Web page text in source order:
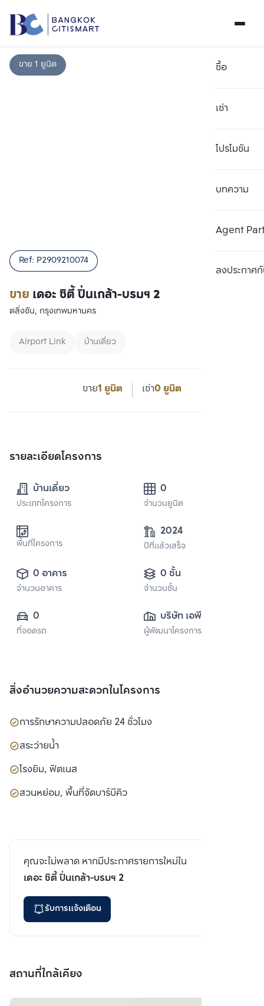
ซื้อ
เช่า
โปรโมชัน
บทความ
Agent
ลงประกาศกั
ขาย 1 ยูนิต
ขาย เดอะ ซิตี้ ปิ่นเกล้า-บรมฯ 2
Ref: P2909210074
ตลิ่งชัน, กรุงเทพมหานคร
Airport Link บ้านเดี่ยว
ขาย1 ยูนิต เช่า0 ยูนิต
รายละเอียดโครงการ
บ้านเดี่ยว
ประเภทโครงการ
0
จำนวนยูนิต
พื้นที่โครงการ
2024
ปีที่แล้วเสร็จ
0 อาคาร
จำนวนอาคาร
0 ชั้น
จำนวนชั้น
0
ที่จอดรถ
บริษัท เอพี (ไทย
แลนด์)
ผู้พัฒนาโครงการ
สิ่งอำนวยความสะดวกในโครงการ
การรักษาความปลอดภัย 24 ชั่วโมง
สระว่ายน้ำ
โรงยิม, ฟิตเนส
สวนหย่อม, พื้นที่จัดบาร์บีคิว
คุณจะไม่พลาด หากมีประกาศรายการใหม่ใน
เดอะ ซิตี้ ปิ่นเกล้า-บรมฯ 2
รับการแจ้งเตือน
สถานที่ใกล้เคียง
เปรียบเทียบ